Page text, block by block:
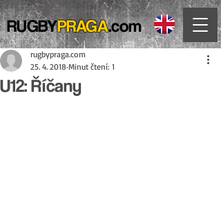
RUGBYPRAGA.com
U12: Říčany
rugbypraga.com
25. 4. 2018 Minut čtení: 1